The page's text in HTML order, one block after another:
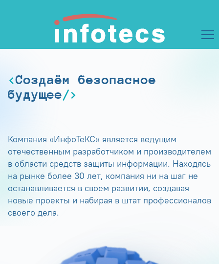
Создаём безопасное
будущее
Компания «ИнфоТеКС» является ведущим
отечественным разработчиком и производителем
в области средств защиты информации. Находясь
на рынке более 30 лет, компания ни на шаг не
останавливается в своем развитии, создавая
новые проекты и набирая в штат профессионалов
своего дела.